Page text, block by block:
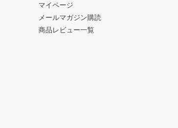
マイページ
メールマガジン購読
商品レビュー一覧